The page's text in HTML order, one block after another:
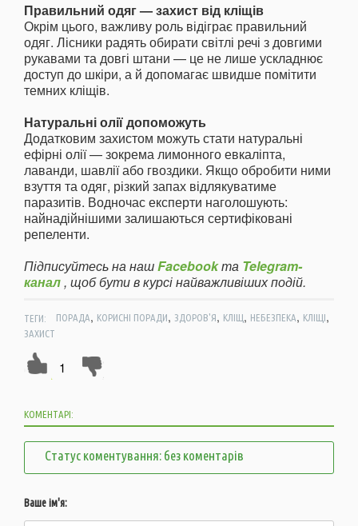
Правильний одяг — захист від кліщів
Окрім цього, важливу роль відіграє правильний
одяг. Лісники радять обирати світлі речі з довгими
рукавами та довгі штани — це не лише ускладнює
доступ до шкіри, а й допомагає швидше помітити
темних кліщів.
Натуральні олії допоможуть
Додатковим захистом можуть стати натуральні
ефірні олії — зокрема лимонного евкаліпта,
лаванди, шавлії або гвоздики. Якщо обробити ними
взуття та одяг, різкий запах відлякуватиме
паразитів. Водночас експерти наголошують:
найнадійнішими залишаються сертифіковані
репеленти.
Підписуйтесь на нашFacebookта Telegram-
канал, щоб бути в курсі найважливіших подій.
ТЕГИ: ПОРАДА, КОРИСНІ ПОРАДИ, ЗДОРОВ'Я, КЛІЩ, НЕБЕЗПЕКА, КЛІЩІ,
ЗАХИСТ
1
КОМЕНТАРІ:
Статус коментування: без коментарів
Ваше ім'я: